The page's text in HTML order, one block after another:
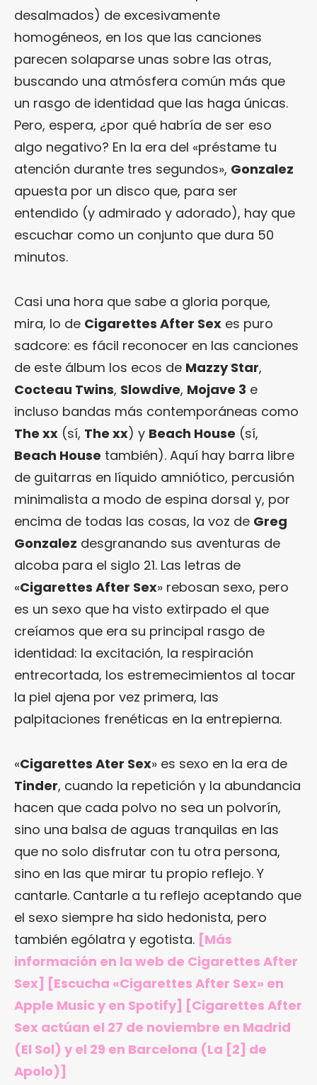
desalmados) de excesivamente
homogéneos, en los que las canciones
parecen solaparse unas sobre las otras,
buscando una atmósfera común más que
un rasgo de identidad que las haga únicas.
Pero, espera, ¿por qué habría de ser eso
algo negativo? En la era del «préstame tu
atención durante tres segundos», Gonzalez
apuesta por un disco que, para ser
entendido (y admirado y adorado), hay que
escuchar como un conjunto que dura 50
minutos.
Casi una hora que sabe a gloria porque,
mira, lo de Cigarettes After Sex es puro
sadcore: es fácil reconocer en las canciones
de este álbum los ecos de Mazzy Star,
Cocteau Twins, Slowdive, Mojave 3 e
incluso bandas más contemporáneas como
The xx (sí, The xx) y Beach House (sí,
Beach House también). Aquí hay barra libre
de guitarras en líquido amniótico, percusión
minimalista a modo de espina dorsal y, por
encima de todas las cosas, la voz de Greg
Gonzalez desgranando sus aventuras de
alcoba para el siglo 21. Las letras de
«Cigarettes After Sex» rebosan sexo, pero
es un sexo que ha visto extirpado el que
creíamos que era su principal rasgo de
identidad: la excitación, la respiración
entrecortada, los estremecimientos al tocar
la piel ajena por vez primera, las
palpitaciones frenéticas en la entrepierna.
«Cigarettes Ater Sex» es sexo en la era de
Tinder, cuando la repetición y la abundancia
hacen que cada polvo no sea un polvorín,
sino una balsa de aguas tranquilas en las
que no solo disfrutar con tu otra persona,
sino en las que mirar tu propio reflejo. Y
cantarle. Cantarle a tu reflejo aceptando que
el sexo siempre ha sido hedonista, pero
también ególatra y egotista. [Más
información en la web de Cigarettes After
Sex] [Escucha «Cigarettes After Sex» en
Apple Musicy en Spotify] [Cigarettes After
Sex actúan el 27 de noviembre en Madrid
(El Sol) y el 29 en Barcelona (La [2] de
Apolo)]